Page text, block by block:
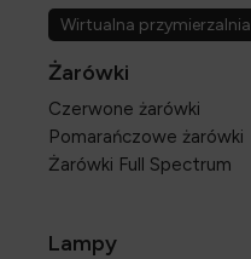
Wirtualna przymierzalnia
Żarówki
Czerwone żarówki
Pomarańczowe żarówki
Żarówki Full Spectrum
Lampy